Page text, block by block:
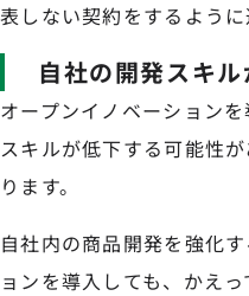
表しない契約をするように
自社の開発スキ
オープンイノベーション
スキルが低下する可能性
ります。
自社内の商品開発を強化
ョンを導入しても、かえ